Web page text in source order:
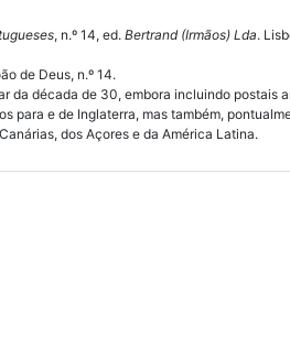
, n.º 14, ed.Bertrand (Irmãos) Lda.
de Deus, n.º 14.
da década de 30, embora incluindo postais
para e de Inglaterra, mas também,
dos Açores e da América Latina.